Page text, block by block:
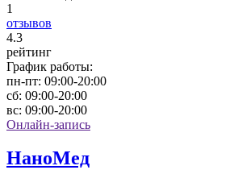
1
отзывов
4.3
рейтинг
График работы:
пн-пт: 09:00-20:00
сб: 09:00-20:00
вс: 09:00-20:00
Онлайн-запись
НаноМед